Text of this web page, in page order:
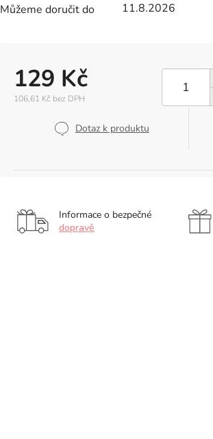
Můžeme doručit do
11.8.2026
129 Kč
106,61 Kč bez DPH
Dotaz k produktu
Informace o bezpečné
dopravě